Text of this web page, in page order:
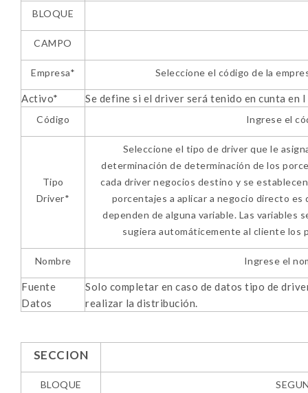
BLOQUE
CAMPO
Empresa* Seleccione el código de la
Activo* Se define si el driver será tenido en cunta en
Código Ingrese el
Tipo
Driver*
Seleccione el tipo de driver que le
determinación de determinación de los
cada driver negocios destino y se
porcentajes a aplicar a negocio directo es
dependen de alguna variable. Las variables
sugiera automáticemente al cliente los
Nombre Ingrese el
Fuente
Datos
Solo completar en caso de datos tipo de
realizar la distribución.
SECCION
BLOQUE